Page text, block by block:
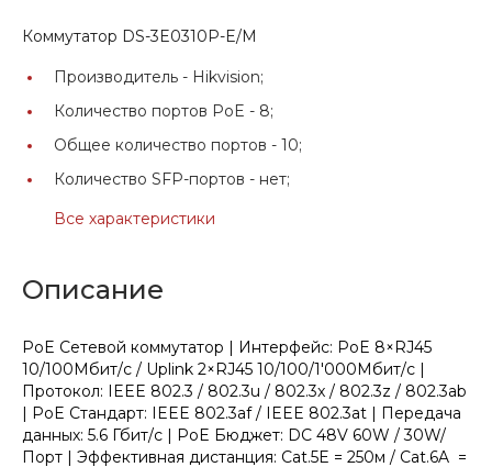
Коммутатор DS-3E0310P-E/M
Производитель - Hikvision;
Количество портов PoE - 8;
Общее количество портов - 10;
Количество SFP-портов - нет;
Все характеристики
Описание
PoE Сетевой коммутатор | Интерфейс: PoE 8×RJ45
10/100Мбит/с / Uplink 2×RJ45 10/100/1'000Мбит/с |
Протокол: IEEE 802.3 / 802.3u / 802.3x / 802.3z / 802.3ab
| PoE Стандарт: IEEE 802.3af / IEEE 802.3at | Передача
данных: 5.6 Гбит/с | PoE Бюджет: DC 48V 60W / 30W/
Порт | Эффективная дистанция: Cat.5E = 250м / Cat.6A =